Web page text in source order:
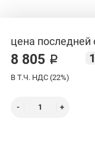
цена последней
8 805 ₽
В Т.Ч. НДС (22%)